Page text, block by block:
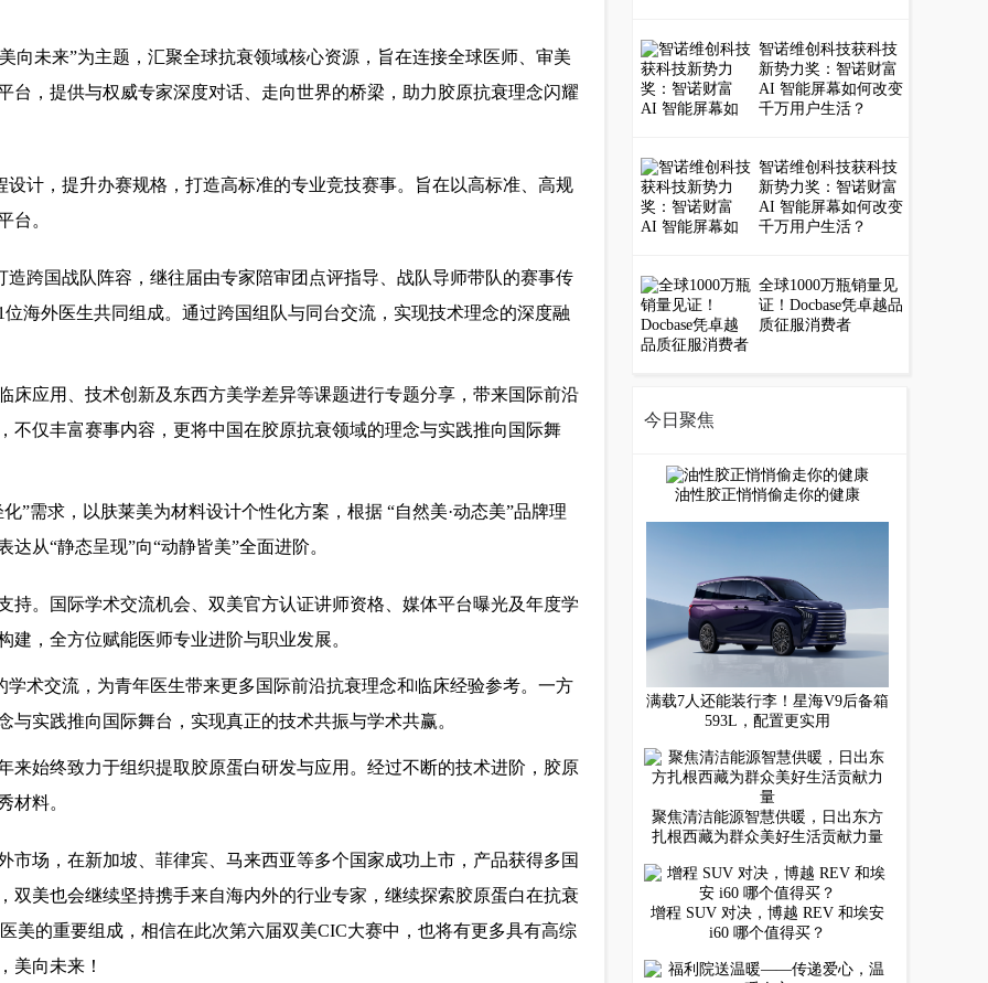
向未来”为主题，汇聚全球抗衰领域核心资源，旨在连接全球医师、审美
台，提供与权威专家深度对话、走向世界的桥梁，助力胶原抗衰理念闪耀
计，提升办赛规格，打造高标准的专业竞技赛事。旨在以高标准、高规
台。
跨国战队阵容，继往届由专家陪审团点评指导、战队导师带队的赛事传
海外医生共同组成。通过跨国组队与同台交流，实现技术理念的深度融
床应用、技术创新及东西方美学差异等课题进行专题分享，带来国际前沿
不仅丰富赛事内容，更将中国在胶原抗衰领域的理念与实践推向国际舞
”需求，以肤莱美为材料设计个性化方案，根据 “自然美·动态美”品牌理
从“静态呈现”向“动静皆美”全面进阶。
持。国际学术交流机会、双美官方认证讲师资格、媒体平台曝光及年度学
，全方位赋能医师专业进阶与职业发展。
术交流，为青年医生带来更多国际前沿抗衰理念和临床经验参考。一方
实践推向国际舞台，实现真正的技术共振与学术共赢。
来始终致力于组织提取胶原蛋白研发与应用。经过不断的技术进阶，胶原
材料。
市场，在新加坡、菲律宾、马来西亚等多个国家成功上市，产品获得多国
双美也会继续坚持携手来自海内外的行业专家，继续探索胶原蛋白在抗衰
美的重要组成，相信在此次第六届双美CIC大赛中，也将有更多具有高综
美向未来！
智诺维创科技获科技
新势力奖：智诺财富
AI 智能屏幕如何改变
千万用户生活？
智诺维创科技获科技
新势力奖：智诺财富
AI 智能屏幕如何改变
千万用户生活？
全球1000万瓶销量见
证！Docbase凭卓越品
质征服消费者
今日聚焦
油性胶正悄悄偷走你的健康
满载7人还能装行李！星海V9后备箱
593L，配置更实用
聚焦清洁能源智慧供暖，日出东方
扎根西藏为群众美好生活贡献力量
增程 SUV 对决，博越 REV 和埃安
i60 哪个值得买？